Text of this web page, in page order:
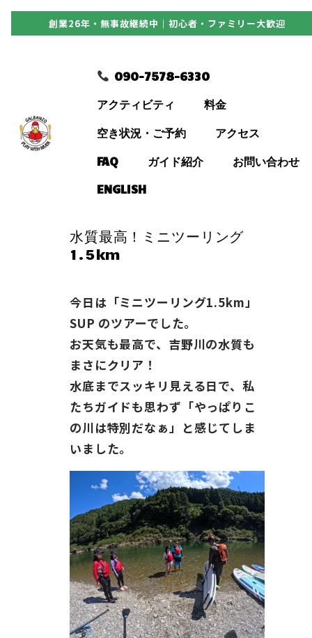
創業26年・無事故継続中｜初心者・ファミリー大歓迎
090-7578-6330
アクティビティ 料金
空き状況・ご予約 アクセス
FAQ ガイド紹介 お問い合わせ
ENGLISH
アクティビティ
料金
ガイド紹介
お問い合わせ
ENGLISH
水質最高！ミニツーリング
1.5km
今日は「ミニツーリング1.5km」
SUP のツアーでした。
お天気も最高で、吉野川の水質も
まさにクリア！
水底までスッキリ見える日で、私
たちガイドも思わず「やっぱりこ
の川は特別だなぁ」と感じてしま
いました。